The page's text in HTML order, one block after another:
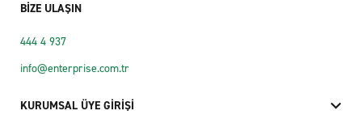
BİZE ULAŞIN
444 4 937
info@enterprise.com.tr
KURUMSAL ÜYE GİRİŞİ